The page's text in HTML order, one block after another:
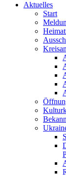
Aktuelles
Start